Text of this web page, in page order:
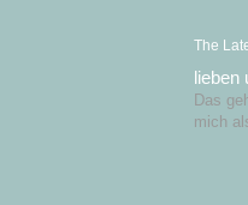
The
lieben
Das
mich